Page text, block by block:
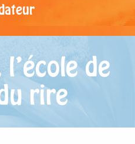
de
rire